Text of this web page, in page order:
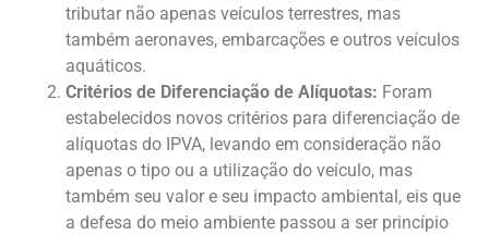
tributar não apenas veículos terrestres, mas
também aeronaves, embarcações e outros veículos
aquáticos.
Critérios de Diferenciação de Alíquotas: Foram
estabelecidos novos critérios para diferenciação de
alíquotas do IPVA, levando em consideração não
apenas o tipo ou a utilização do veículo, mas
também seu valor e seu impacto ambiental, eis que
a defesa do meio ambiente passou a ser princípio